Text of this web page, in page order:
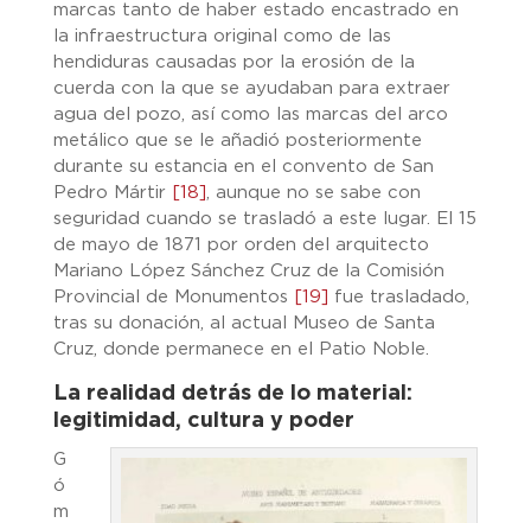
marcas tanto de haber estado encastrado en
la infraestructura original como de las
hendiduras causadas por la erosión de la
cuerda con la que se ayudaban para extraer
agua del pozo, así como las marcas del arco
metálico que se le añadió posteriormente
durante su estancia en el convento de San
Pedro Mártir
[18] , aunque no se sabe con
seguridad cuando se trasladó a este lugar. El 15
de mayo de 1871 por orden del arquitecto
Mariano López Sánchez Cruz de la Comisión
Provincial de Monumentos
[19]
fue trasladado,
tras su donación, al actual Museo de Santa
Cruz, donde permanece en el Patio Noble.
La realidad detrás de lo material:
legitimidad, cultura y poder
G
ó
m